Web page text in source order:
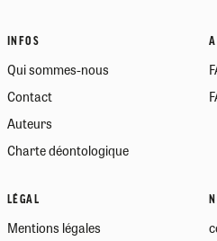
INFOS
Qui sommes-nous
Contact
Auteurs
Charte déontologique
LÉGAL
Mentions légales